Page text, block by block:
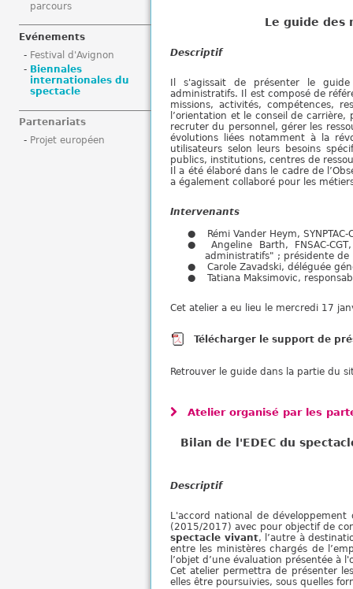
Le guide des
Descriptif
Il s'agissait de présenter le
administratifs. Il est composé de
missions, activités, compétences,
l’orientation et le conseil de
recruter du personnel, gérer les
évolutions liées notamment à la
utilisateurs selon leurs besoins
publics, institutions, centres de
Il a été élaboré dans le cadre de
a également collaboré pour les
Intervenants
Rémi Vander Heym,
Angeline Barth, FNSAC-
administratifs" ; présidente de
Carole Zavadski, déléguée
Tatiana Maksimovic,
Cet atelier a eu lieu le mercredi 17
Télécharger le support de
Retrouver le guide dans la partie du
Atelier organisé par les
Bilan de l'EDEC du
Descriptif
L'accord national de
(2015/2017) avec pour objectif de
spectacle vivant, l’autre à
entre les ministères chargés de
l’objet d’une évaluation présentée à
Cet atelier permettra de présenter
elles être poursuivies, sous quelles
parcours
Evénements
Festival d'Avignon
Biennales
internationales du
spectacle
Partenariats
Projet européen